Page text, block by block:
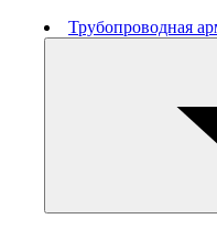
Трубопроводная